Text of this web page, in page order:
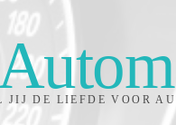
JIJ DE LIEFDE VOOR